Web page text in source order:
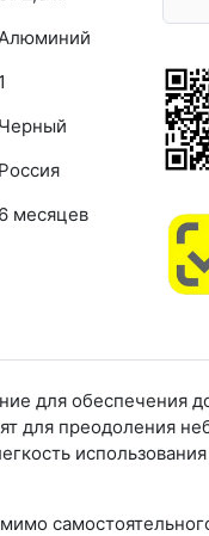
1
Черный
Россия
6 месяцев
для обеспечения
для преодоления